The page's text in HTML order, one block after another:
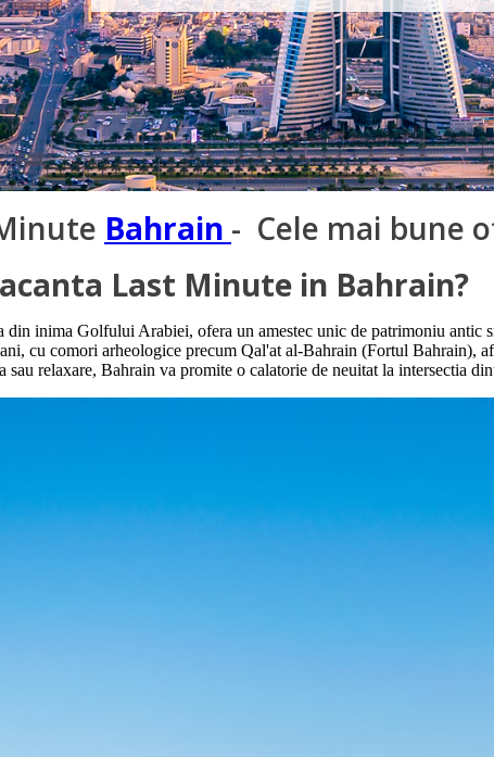
Bahrain - Cele mai bune
Last Minute in Bahrain?
din inima Golfului Arabiei, ofera un amestec unic de patrimoniu antic
cu comori arheologice precum Qal'at al-Bahrain (Fortul Bahrain),
sau relaxare, Bahrain va promite o calatorie de neuitat la intersectia